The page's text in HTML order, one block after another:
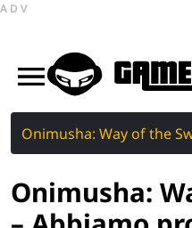
ADV
Onimusha: Way of the
Onimusha: